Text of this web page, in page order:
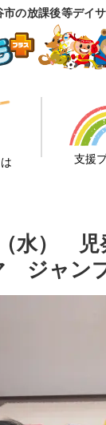
市の放課後等デイ
支援
（水）
ジャン